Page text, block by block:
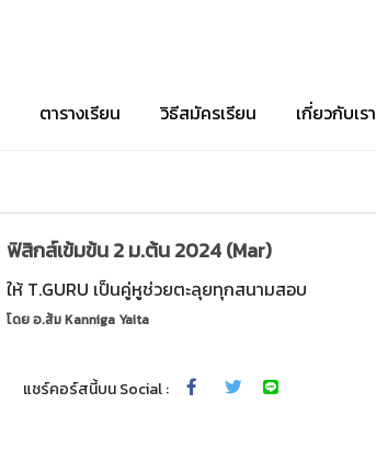
ตารางเรียน วิธีสมัครเรียน เกี่ยวกับเรา
ฟิสิกส์เข้มข้น 2 ม.ต้น 2024 (Mar)
ให้ T.GURU เป็นคู่หูช่วยตะลุยทุกสนามสอบ
โดยอ.ส้ม Kanniga Yaita
แชร์คอร์สนี้บน Social :